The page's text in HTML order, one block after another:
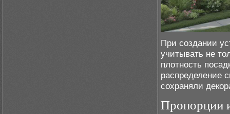
При создании
учитывать не
плотность
распределение
сохраняли
Пропорции